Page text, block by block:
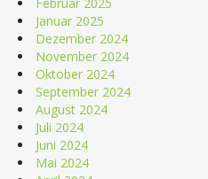
Februar 2025
Januar 2025
Dezember 2024
November 2024
Oktober 2024
September 2024
August 2024
Juli 2024
Juni 2024
Mai 2024